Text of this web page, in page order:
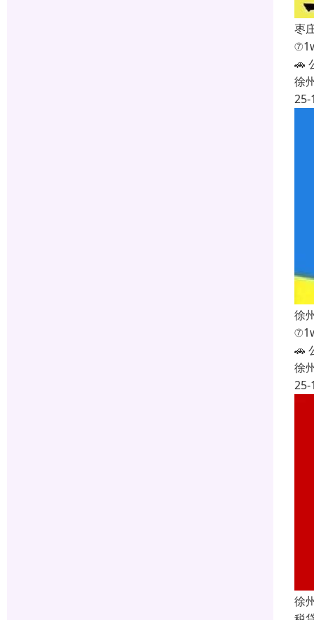
枣
🚗
徐
25-
徐
🚗
徐
25-
徐